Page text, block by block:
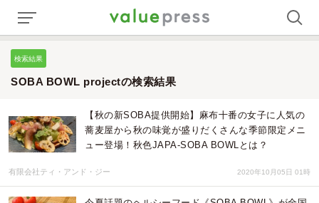
検索結果
SOBA BOWL projectの検索結果
【秋の新SOBA提供開始】麻布十番の女子に人気の
蕎麦屋から秋の味覚が盛りだくさんな季節限定メニ
ュー登場！秋色JAPA-SOBA BOWLとは？
有限会社ティ・アンド・ジー 2020年10月05日 01時